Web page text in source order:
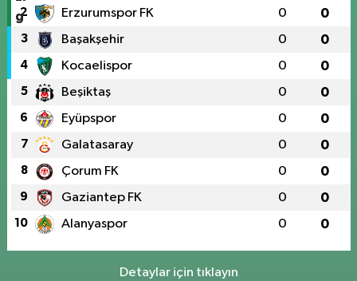
2 Erzurumspor FK 0 0
3 Başakşehir 0 0
4 Kocaelispor 0 0
5 Beşiktaş 0 0
6 Eyüpspor 0 0
7 Galatasaray 0 0
8 Çorum FK 0 0
9 Gaziantep FK 0 0
10 Alanyaspor 0 0
Detaylar için tıklayın